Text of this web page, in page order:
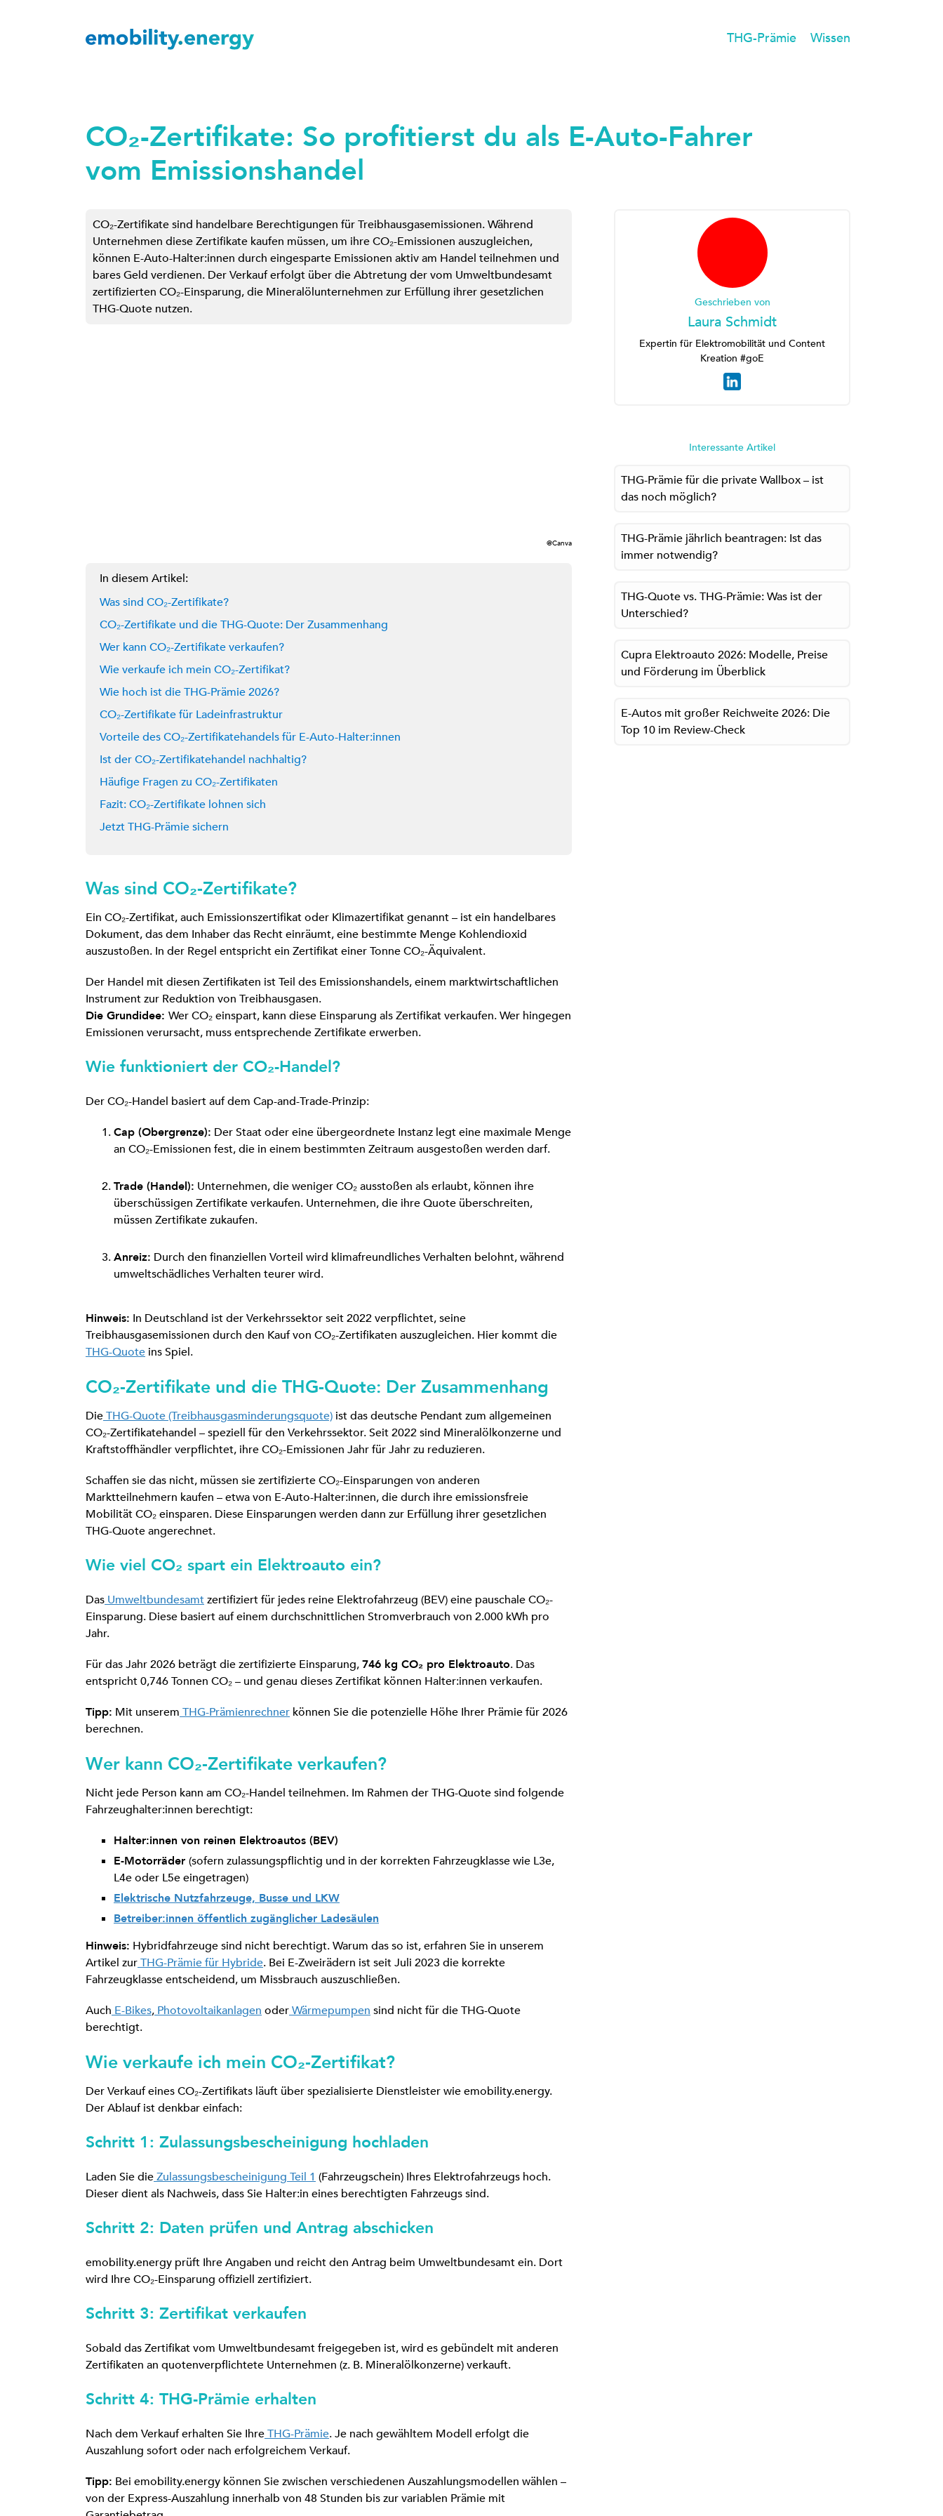
THG-Prämie Wissen
CO₂-Zertifikate: So profitierst du als E-Auto-Fahrer
vom Emissionshandel
CO₂-Zertifikate sind handelbare Berechtigungen für Treibhausgasemissionen. Während
Unternehmen diese Zertifikate kaufen müssen, um ihre CO₂-Emissionen auszugleichen,
können E-Auto-Halter:innen durch eingesparte Emissionen aktiv am Handel teilnehmen und
bares Geld verdienen. Der Verkauf erfolgt über die Abtretung der vom Umweltbundesamt
zertifizierten CO₂-Einsparung, die Mineralölunternehmen zur Erfüllung ihrer gesetzlichen
THG-Quote nutzen.
@Canva
In diesem Artikel:
Was sind CO₂-Zertifikate?
CO₂-Zertifikate und die THG-Quote: Der Zusammenhang
Wer kann CO₂-Zertifikate verkaufen?
Wie verkaufe ich mein CO₂-Zertifikat?
Wie hoch ist die THG-Prämie 2026?
CO₂-Zertifikate für Ladeinfrastruktur
Vorteile des CO₂-Zertifikatehandels für E-Auto-Halter:innen
Ist der CO₂-Zertifikatehandel nachhaltig?
Häufige Fragen zu CO₂-Zertifikaten
Fazit: CO₂-Zertifikate lohnen sich
Jetzt THG-Prämie sichern
Was sind CO₂-Zertifikate?
Ein CO₂-Zertifikat, auch Emissionszertifikat oder Klimazertifikat genannt – ist ein handelbares
Dokument, das dem Inhaber das Recht einräumt, eine bestimmte Menge Kohlendioxid
auszustoßen. In der Regel entspricht ein Zertifikat einer Tonne CO₂-Äquivalent.
Der Handel mit diesen Zertifikaten ist Teil des Emissionshandels, einem marktwirtschaftlichen
Instrument zur Reduktion von Treibhausgasen.
Die Grundidee: Wer CO₂ einspart, kann diese Einsparung als Zertifikat verkaufen. Wer hingegen
Emissionen verursacht, muss entsprechende Zertifikate erwerben.
Wie funktioniert der CO₂-Handel?
Der CO₂-Handel basiert auf dem Cap-and-Trade-Prinzip:
Cap (Obergrenze): Der Staat oder eine übergeordnete Instanz legt eine maximale Menge
an CO₂-Emissionen fest, die in einem bestimmten Zeitraum ausgestoßen werden darf.
Trade (Handel): Unternehmen, die weniger CO₂ ausstoßen als erlaubt, können ihre
überschüssigen Zertifikate verkaufen. Unternehmen, die ihre Quote überschreiten,
müssen Zertifikate zukaufen.
Anreiz: Durch den finanziellen Vorteil wird klimafreundliches Verhalten belohnt, während
umweltschädliches Verhalten teurer wird.
Hinweis: In Deutschland ist der Verkehrssektor seit 2022 verpflichtet, seine
Treibhausgasemissionen durch den Kauf von CO₂-Zertifikaten auszugleichen. Hier kommt die
THG-Quote ins Spiel.
CO₂-Zertifikate und die THG-Quote: Der Zusammenhang
DieTHG-Quote (Treibhausgasminderungsquote) ist das deutsche Pendant zum allgemeinen
CO₂-Zertifikatehandel – speziell für den Verkehrssektor. Seit 2022 sind Mineralölkonzerne und
Kraftstoffhändler verpflichtet, ihre CO₂-Emissionen Jahr für Jahr zu reduzieren.
Schaffen sie das nicht, müssen sie zertifizierte CO₂-Einsparungen von anderen
Marktteilnehmern kaufen – etwa von E-Auto-Halter:innen, die durch ihre emissionsfreie
Mobilität CO₂ einsparen. Diese Einsparungen werden dann zur Erfüllung ihrer gesetzlichen
THG-Quote angerechnet.
Wie viel CO₂ spart ein Elektroauto ein?
Das Umweltbundesamtzertifiziert für jedes reine Elektrofahrzeug (BEV) eine pauschale CO₂-
Einsparung. Diese basiert auf einem durchschnittlichen Stromverbrauch von 2.000 kWh pro
Jahr.
Für das Jahr 2026 beträgt die zertifizierte Einsparung,746 kg CO₂ pro Elektroauto. Das
entspricht 0,746 Tonnen CO₂ – und genau dieses Zertifikat können Halter:innen verkaufen.
Tipp: Mit unserem THG-Prämienrechner können Sie die potenzielle Höhe Ihrer Prämie für 2026
berechnen.
Wer kann CO₂-Zertifikate verkaufen?
Nicht jede Person kann am CO₂-Handel teilnehmen. Im Rahmen der THG-Quote sind folgende
Fahrzeughalter:innen berechtigt:
Halter:innen von reinen Elektroautos (BEV)
E-Motorräder (sofern zulassungspflichtig und in der korrekten Fahrzeugklasse wie L3e,
L4e oder L5e eingetragen)
Elektrische Nutzfahrzeuge, Busse und LKW
Betreiber:innen öffentlich zugänglicher Ladesäulen
Hinweis: Hybridfahrzeuge sind nicht berechtigt. Warum das so ist, erfahren Sie in unserem
Artikel zurTHG-Prämie für Hybride. Bei E-Zweirädern ist seit Juli 2023 die korrekte
Fahrzeugklasse entscheidend, um Missbrauch auszuschließen.
Auch E-Bikes, Photovoltaikanlagen oderWärmepumpen sind nicht für die THG-Quote
berechtigt.
Wie verkaufe ich mein CO₂-Zertifikat?
Der Verkauf eines CO₂-Zertifikats läuft über spezialisierte Dienstleister wie emobility.energy.
Der Ablauf ist denkbar einfach:
Schritt 1: Zulassungsbescheinigung hochladen
Laden Sie dieZulassungsbescheinigung Teil 1 (Fahrzeugschein) Ihres Elektrofahrzeugs hoch.
Dieser dient als Nachweis, dass Sie Halter:in eines berechtigten Fahrzeugs sind.
Schritt 2: Daten prüfen und Antrag abschicken
emobility.energy prüft Ihre Angaben und reicht den Antrag beim Umweltbundesamt ein. Dort
wird Ihre CO₂-Einsparung offiziell zertifiziert.
Schritt 3: Zertifikat verkaufen
Sobald das Zertifikat vom Umweltbundesamt freigegeben ist, wird es gebündelt mit anderen
Zertifikaten an quotenverpflichtete Unternehmen (z. B. Mineralölkonzerne) verkauft.
Schritt 4: THG-Prämie erhalten
Nach dem Verkauf erhalten Sie IhreTHG-Prämie. Je nach gewähltem Modell erfolgt die
Auszahlung sofort oder nach erfolgreichem Verkauf.
Tipp: Bei emobility.energy können Sie zwischen verschiedenen Auszahlungsmodellen wählen –
von der Express-Auszahlung innerhalb von 48 Stunden bis zur variablen Prämie mit
Geschrieben von
Laura Schmidt
Expertin für Elektromobilität und Content
Kreation #goE
Interessante Artikel
THG-Prämie für die private Wallbox – ist
das noch möglich?
THG-Prämie jährlich beantragen: Ist das
immer notwendig?
THG-Quote vs. THG-Prämie: Was ist der
Unterschied?
Cupra Elektroauto 2026: Modelle, Preise
und Förderung im Überblick
E-Autos mit großer Reichweite 2026: Die
Top 10 im Review-Check